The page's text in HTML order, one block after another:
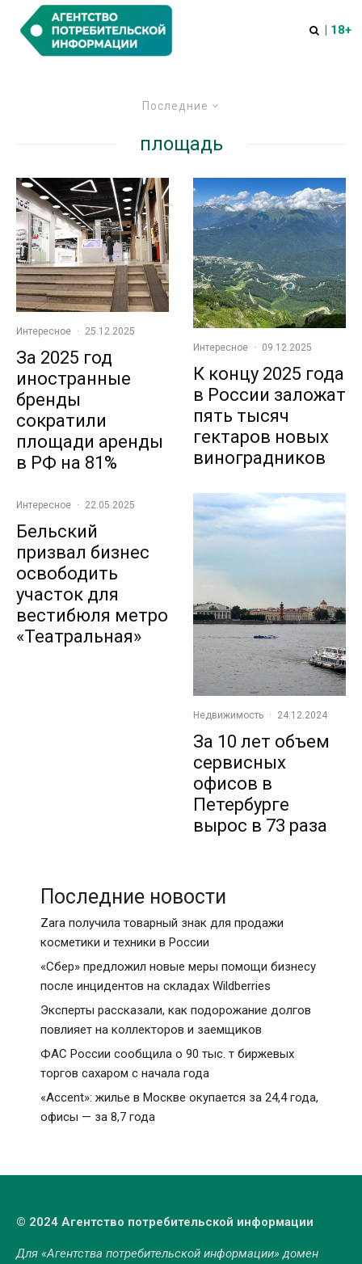
| 18+
Последние
площадь
Интересное · 25.12.2025
За 2025 год
иностранные
бренды
сократили
площади аренды
в РФ на 81%
Интересное · 22.05.2025
Бельский
призвал бизнес
освободить
участок для
вестибюля метро
«Театральная»
Интересное · 09.12.2025
К концу 2025 года
в России заложат
пять тысяч
гектаров новых
виноградников
Недвижимость · 24.12.2024
За 10 лет объем
сервисных
офисов в
Петербурге
вырос в 73 раза
Последние новости
Zara получила товарный знак для продажи
косметики и техники в России
«Сбер» предложил новые меры помощи бизнесу
после инцидентов на складах Wildberries
Эксперты рассказали, как подорожание долгов
повлияет на коллекторов и заемщиков
ФАС России сообщила о 90 тыс. т биржевых
торгов сахаром с начала года
«Accent»: жилье в Москве окупается за 24,4 года,
офисы — за 8,7 года
© 2024 Агентство потребительской информации
Для «Агентства потребительской информации» домен